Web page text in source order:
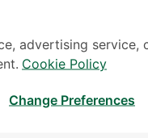
advertising service,
Cookie Policy
Change Preferences